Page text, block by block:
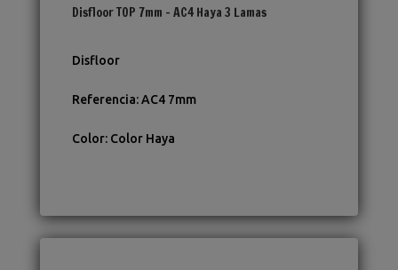
Disfloor TOP 7mm – AC4 Haya 3 Lamas
Disfloor
Referencia:AC4 7mm
Color: Color Haya